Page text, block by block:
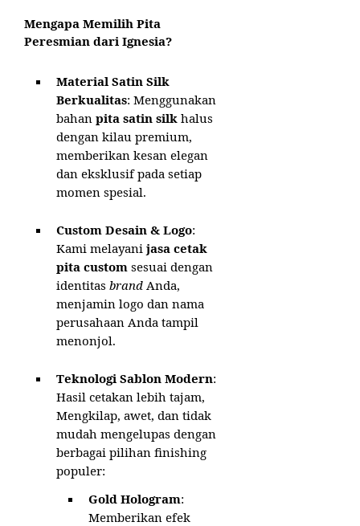
Mengapa Memilih Pita
Peresmian dari Ignesia?
Material Satin Silk
Berkualitas: Menggunakan
bahan pita satin silk halus
dengan kilau premium,
memberikan kesan elegan
dan eksklusif pada setiap
momen spesial.
Custom Desain & Logo:
Kami melayani jasa cetak
pita custom sesuai dengan
identitas brand Anda,
menjamin logo dan nama
perusahaan Anda tampil
menonjol.
Teknologi Sablon Modern:
Hasil cetakan lebih tajam,
Mengkilap, awet, dan tidak
mudah mengelupas dengan
berbagai pilihan finishing
populer:
Gold Hologram:
Memberikan efek